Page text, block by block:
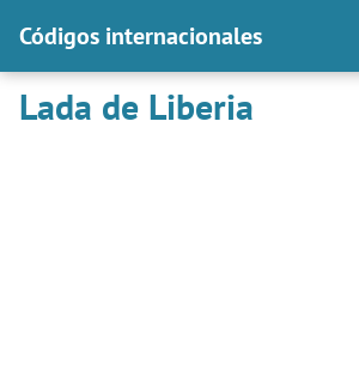
Códigos internacionales
Lada de Liberia